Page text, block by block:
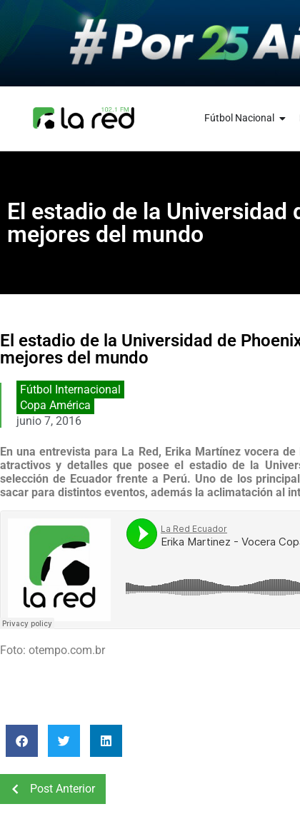
Fútbol Nacional
El estadio de la Universidad
mejores del mundo
El estadio de la Universidad de
mejores del mundo
Fútbol Internacional
Copa América
junio 7, 2016
En una entrevista para La Red, Erika Martínez vocera
atractivos y detalles que posee el estadio de la
selección de Ecuador frente a Perú. Uno de los
sacar para distintos eventos, además la aclimatación al
Foto: otempo.com.br
Post Anterior